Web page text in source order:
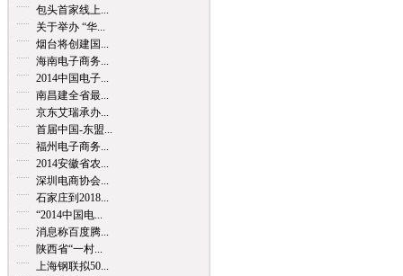
包头首家线上...
关于举办 “华...
烟台将创建国...
海南电子商务...
2014中国电子...
南昌建全省最...
京东艾瑞承办...
首届中国-东盟...
福州电子商务...
2014安徽省农...
深圳电商协会...
石家庄到2018...
“2014中国电...
消息称百度腾...
陕西省“一村...
上海钢联拟50...